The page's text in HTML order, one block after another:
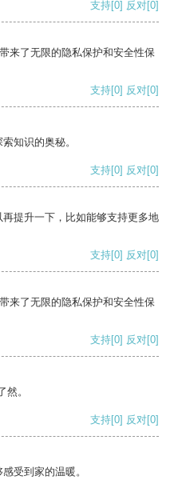
支持[0] 反对[0]
来了无限的隐私保护和安全性保
支持[0] 反对[0]
知识的奥秘。
支持[0] 反对[0]
提升一下，比如能够支持更多地
支持[0] 反对[0]
来了无限的隐私保护和安全性保
支持[0] 反对[0]
。
支持[0] 反对[0]
受到家的温暖。